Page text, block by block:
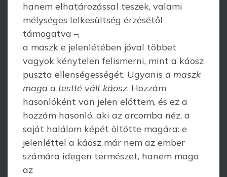
hanem elhatározással teszek, valami
mélységes lelkesültség érzésétől
támogatva –,
a maszk e jelenlétében jóval többet
vagyok kénytelen felismerni, mint a káosz
puszta ellenségességét. Ugyanis a maszk
maga a testté vált káosz. Hozzám
hasonlóként van jelen előttem, és ez a
hozzám hasonló, aki az arcomba néz, a
saját halálom képét öltötte magára: e
jelenléttel a káosz már nem az ember
számára idegen természet, hanem maga
az